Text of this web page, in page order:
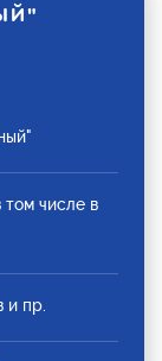
числе в
и пр.